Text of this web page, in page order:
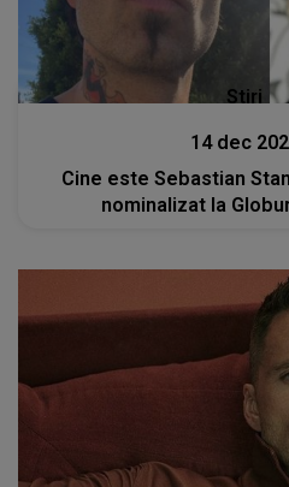
Stiri
14 dec
Cine este Sebastian
nominalizat la